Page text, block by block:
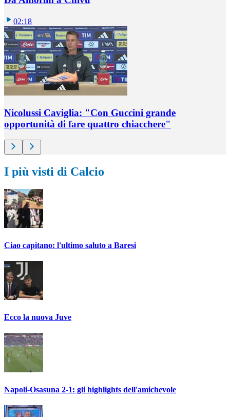
02:18
Nicolussi Caviglia: "Con Guccini grande
opportunità di fare quattro chiacchere"
I più visti di Calcio
Ciao capitano: l'ultimo saluto a Baresi
Ecco la nuova Juve
Napoli-Osasuna 2-1: gli highlights dell'amichevole